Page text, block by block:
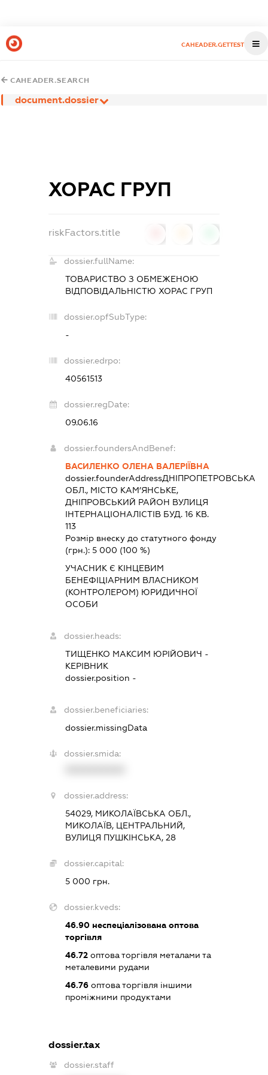
CAHEADER.GETTEST
CAHEADER.SEARCH
document.dossier
ХОРАС ГРУП
riskFactors.title
dossier.fullName:
ТОВАРИСТВО З ОБМЕЖЕНОЮ
ВІДПОВІДАЛЬНІСТЮ ХОРАС ГРУП
dossier.opfSubType:
-
dossier.edrpo:
40561513
dossier.regDate:
09.06.16
dossier.foundersAndBenef:
ВАСИЛЕНКО ОЛЕНА ВАЛЕРІЇВНА
dossier.founderAddressДНІПРОПЕТРОВСЬКА
ОБЛ., МІСТО КАМ’ЯНСЬКЕ,
ДНІПРОВСЬКИЙ РАЙОН ВУЛИЦЯ
ІНТЕРНАЦІОНАЛІСТІВ БУД. 16 КВ.
113
Розмір внеску до статутного фонду
(грн.): 5 000 (100 %)
УЧАСНИК Є КІНЦЕВИМ
БЕНЕФІЦІАРНИМ ВЛАСНИКОМ
(КОНТРОЛЕРОМ) ЮРИДИЧНОЇ
ОСОБИ
dossier.heads:
ТИЩЕНКО МАКСИМ ЮРІЙОВИЧ -
КЕРІВНИК
dossier.position -
dossier.beneficiaries:
dossier.missingData
dossier.smida:
dossier.address:
54029, МИКОЛАЇВСЬКА ОБЛ.,
МИКОЛАЇВ, ЦЕНТРАЛЬНИЙ,
ВУЛИЦЯ ПУШКІНСЬКА, 28
dossier.capital:
5 000 грн.
dossier.kveds:
46.90неспеціалізована оптова
торгівля
46.72оптова торгівля металами та
металевими рудами
46.76оптова торгівля іншими
проміжними продуктами
dossier.tax
dossier.staff